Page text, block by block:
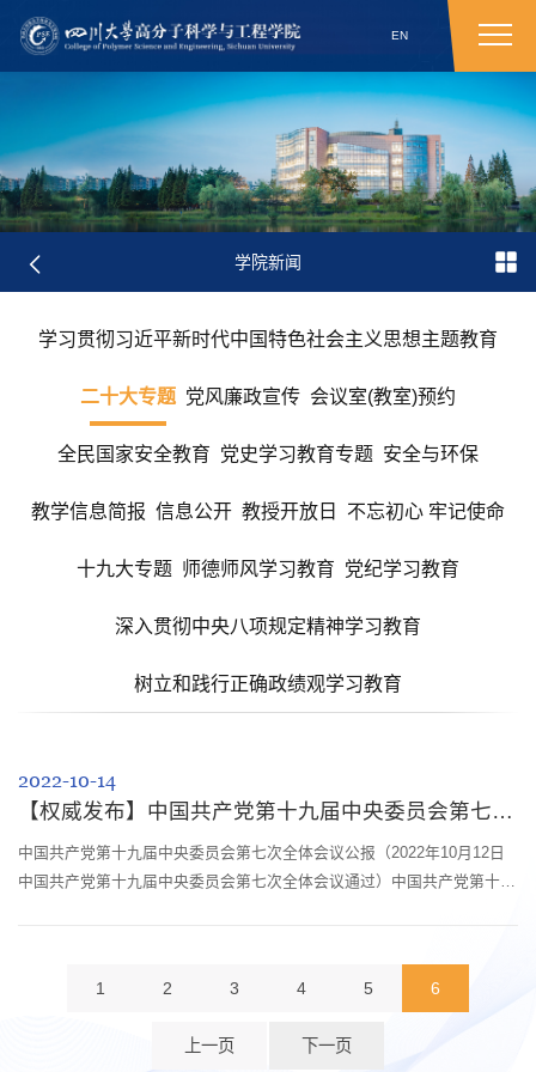
EN
学院新闻
学习贯彻习近平新时代中国特色社会主义思想主题教育
二十大专题 党风廉政宣传 会议室(教室)预约
全民国家安全教育 党史学习教育专题 安全与环保
教学信息简报 信息公开 教授开放日 不忘初心 牢记使命
十九大专题 师德师风学习教育 党纪学习教育
深入贯彻中央八项规定精神学习教育
树立和践行正确政绩观学习教育
2022-10-14
【权威发布】中国共产党第十九届中央委员会第七次全体会议公报
中国共产党第十九届中央委员会第七次全体会议公报（2022年10月12日
中国共产党第十九届中央委员会第七次全体会议通过）中国共产党第十九
委员和有关负责同志列席会议。全会由中央政治局主持。中央委员会总书
记习近平作了重要讲话。全会决定，中国共产党第二十次全国代表大会于
1 2 3 4 5 6
上一页 下一页